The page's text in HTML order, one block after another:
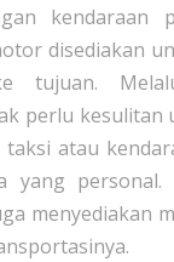
kendaraan
disediakan
tujuan.
perlu kesulitan
atau
yang personal.
menyediakan